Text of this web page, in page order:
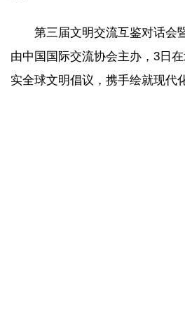
第三届文明交流互鉴对话会
由中国国际交流协会主办，3日
实全球文明倡议，携手绘就现代